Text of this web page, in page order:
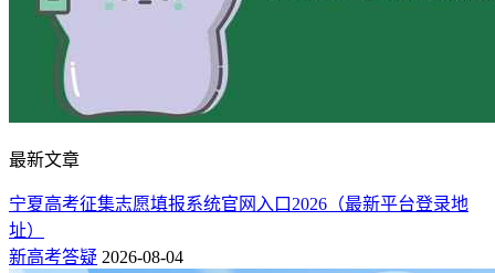
最新文章
宁夏高考征集志愿填报系统官网入口2026（最新平台登录地
址）
新高考答疑 2026-08-04